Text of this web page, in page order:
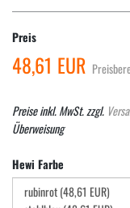
Preis
48,61 EUR
Preise inkl. MwSt. zzgl.
Überweisung
Hewi Farbe